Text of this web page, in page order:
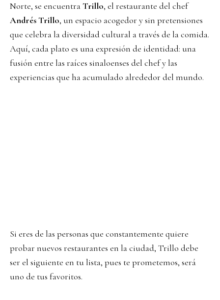
Norte, se encuentraTrillo, el restaurante del chef
Andrés Trillo, un espacio acogedor y sin pretensiones
que celebra la diversidad cultural a través de la comida.
Aquí, cada plato es una expresión de identidad: una
fusión entre las raíces sinaloenses del chef y las
experiencias que ha acumulado alrededor del mundo.
Si eres de las personas que constantemente quiere
probar nuevos restaurantes en la ciudad, Trillo debe
ser el siguiente en tu lista, pues te prometemos, será
uno de tus favoritos.